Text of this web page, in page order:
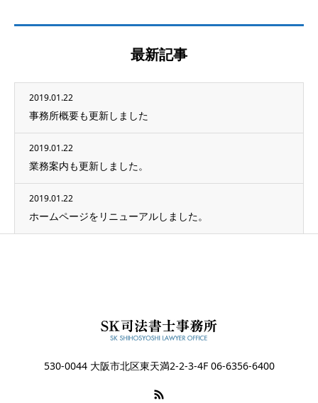
最新記事
2019.01.22
事務所概要も更新しました
2019.01.22
業務案内も更新しました。
2019.01.22
ホームページをリニューアルしました。
530-0044 大阪市北区東天満2-2-3-4F 06-6356-6400